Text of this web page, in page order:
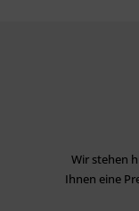
Wir stehen
Ihnen eine